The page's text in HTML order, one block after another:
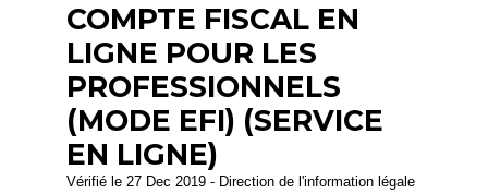
COMPTE FISCAL EN
LIGNE POUR LES
PROFESSIONNELS
(MODE EFI) (SERVICE
EN LIGNE)
Vérifié le 27 Dec 2019 - Direction de l'information légale